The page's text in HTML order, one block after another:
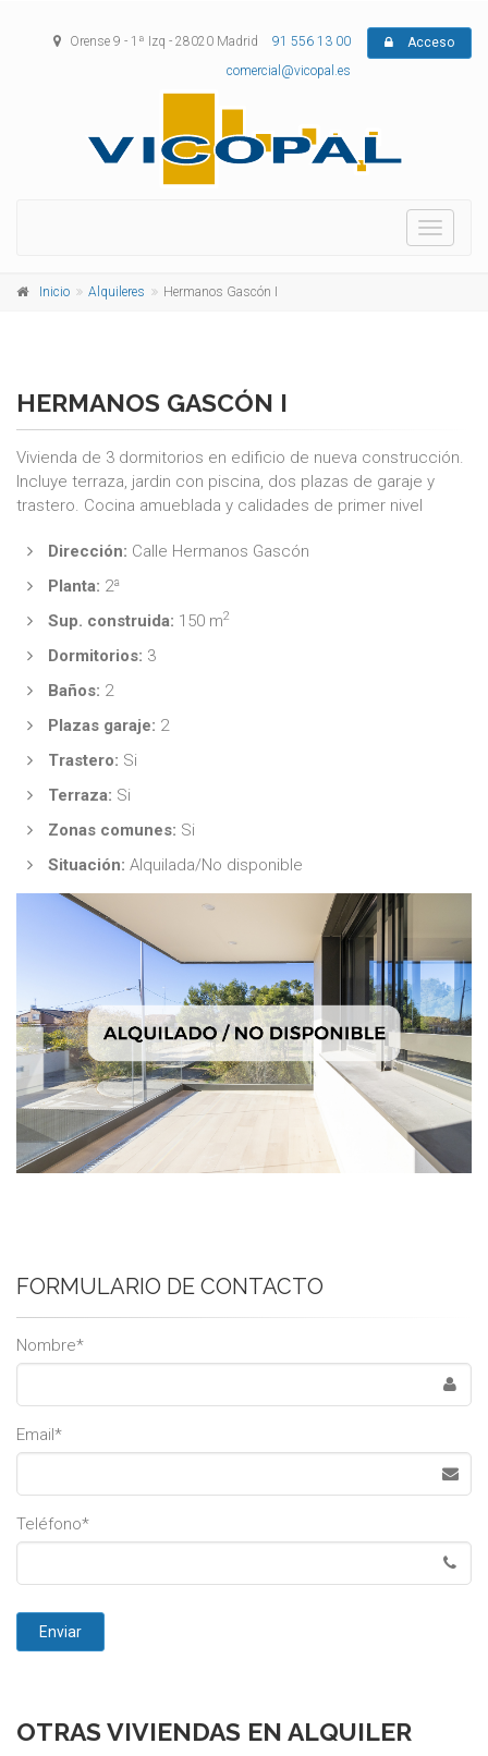
Acceso
Orense 9 - 1ª Izq - 28020 Madrid
91 556 13 00
comercial@vicopal.es
Menu
Inicio Alquileres Hermanos Gascón I
HERMANOS GASCÓN I
Vivienda de 3 dormitorios en edificio de nueva construcción.
Incluye terraza, jardin con piscina, dos plazas de garaje y
trastero. Cocina amueblada y calidades de primer nivel
Dirección: Calle Hermanos Gascón
Planta: 2ª
Sup. construida: 150 m2
Dormitorios: 3
Baños: 2
Plazas garaje: 2
Trastero: Si
Terraza: Si
Zonas comunes: Si
Situación: Alquilada/No disponible
FORMULARIO DE CONTACTO
Leave
this
Nombre*
Email*
Teléfono*
OTRAS VIVIENDAS EN ALQUILER